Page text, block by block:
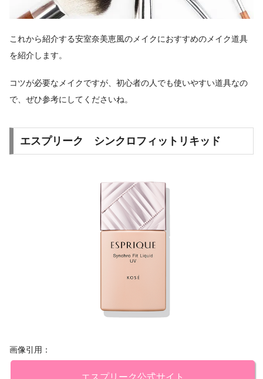
これから紹介する安室奈美恵風のメイクにおすすめのメイク道具
を紹介します。
コツが必要なメイクですが、初心者の人でも使いやすい道具なの
で、ぜひ参考にしてくださいね。
エスプリーク シンクロフィットリキッド
画像引用：
エスプリーク公式サイト